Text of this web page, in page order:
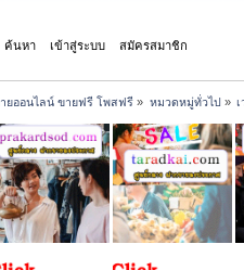
ค้นหา เข้าสู่ระบบ สมัครสมาชิก
ยออนไลน์ ขายฟรี โพสฟรี » หมวดหมู่ทั่วไป»